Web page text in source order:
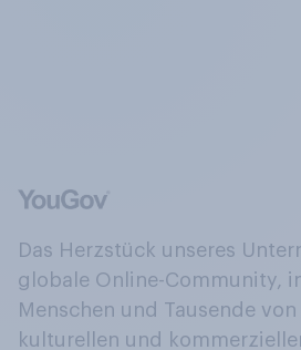
Das Herzstück unseres
globale Online-Community,
Menschen und Tausende
kulturellen und